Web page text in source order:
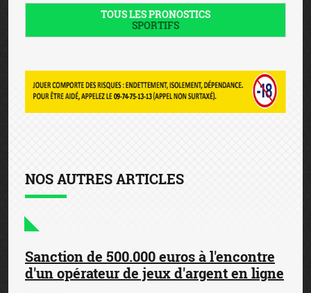
TOUS LES PRONOSTICS
SPORTIFS
NOS AUTRES ARTICLES
Sanction de 500.000 euros à l'encontre
d'un opérateur de jeux d'argent en ligne